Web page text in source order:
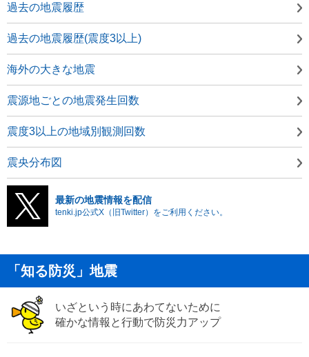
過去の地震履歴
過去の地震履歴(震度3以上)
海外の大きな地震
震源地ごとの地震発生回数
震度3以上の地域別観測回数
震央分布図
最新の地震情報を配信
tenki.jp公式X（旧Twitter）をご利用ください。
「知る防災」地震
いざという時にあわてないために
確かな情報と行動で防災力アップ